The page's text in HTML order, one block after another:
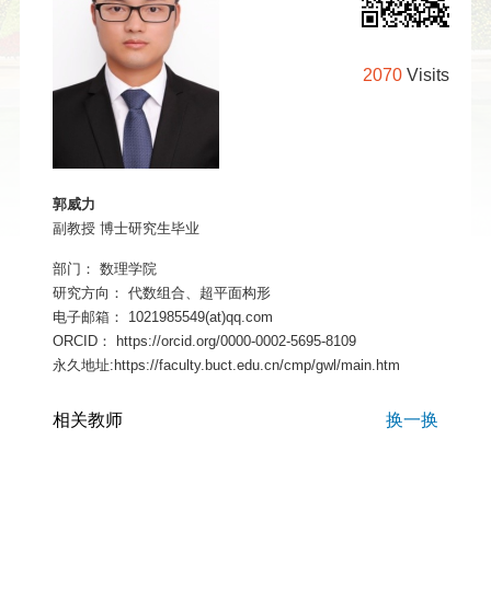
郭威力
副教授 博士研究生毕业
部门： 数理学院
研究方向： 代数组合、超平面构形
电子邮箱： 1021985549(at)qq.com
ORCID：
https://orcid.org/0000-0002-5695-8109
永久地址:https://faculty.buct.edu.cn/cmp/gwl/main.htm
2070 Visits